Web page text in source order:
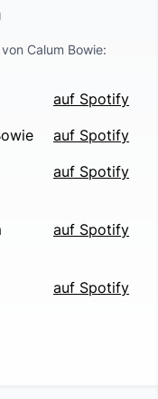
von Calum Bowie:
auf Spotify
auf Spotify
auf Spotify
auf Spotify
auf Spotify